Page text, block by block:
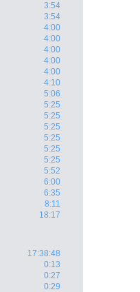
3:54
3:54
4:00
4:00
4:00
4:00
4:00
4:10
5:06
5:25
5:25
5:25
5:25
5:25
5:25
5:52
6:00
6:35
8:11
18:17
17:38:48
0:13
0:27
0:29